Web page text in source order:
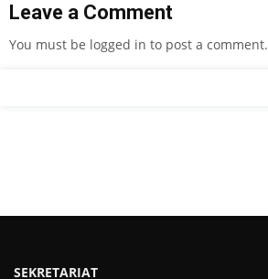
Leave a Comment
You must be logged in to post a comment.
SEKRETARIAT